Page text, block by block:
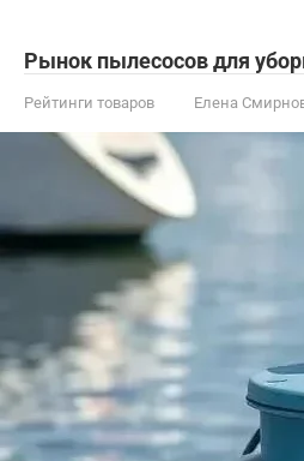
Рынок пылесосов для
Рейтинги товаров Елена